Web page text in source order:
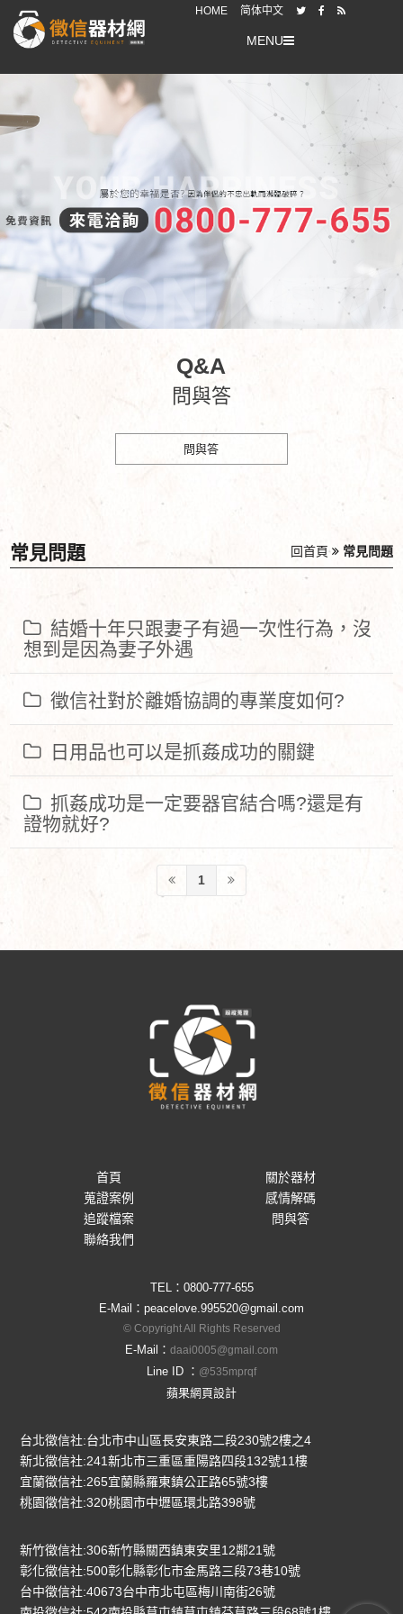
HOME 简体中文
MENU
Q&A
問與答
問與答
常見問題 回首頁 常見問題
結婚十年只跟妻子有過一次性行為，沒
想到是因為妻子外遇
徵信社對於離婚協調的專業度如何?
日用品也可以是抓姦成功的關鍵
抓姦成功是一定要器官結合嗎?還是有
證物就好?
1
首頁
關於器材
蒐證案例
感情解碼
追蹤檔案
問與答
聯絡我們
TEL： 0800-777-655
E-Mail： peacelove.995520@gmail.com
© Copyright All Rights Reserved
E-Mail： daai0005@gmail.com
Line ID ： @535mprqf
蘋果網頁設計
台北徵信社:台北市中山區長安東路二段230號2樓之4
新北徵信社:241新北市三重區重陽路四段132號11樓
宜蘭徵信社:265宜蘭縣羅東鎮公正路65號3樓
桃園徵信社:320桃園市中壢區環北路398號
新竹徵信社:306新竹縣關西鎮東安里12鄰21號
彰化徵信社:500彰化縣彰化市金馬路三段73巷10號
台中徵信社:40673台中市北屯區梅川南街26號